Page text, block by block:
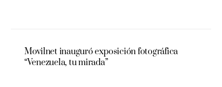
Movilnet inauguró exposición fotográfica
“Venezuela, tu mirada”